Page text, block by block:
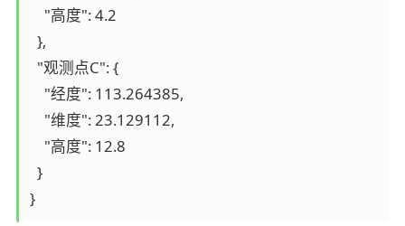
    "高度": 4.2
  },
  "观测点C": {
    "经度": 113.264385,
    "维度": 23.129112,
    "高度": 12.8
  }
}